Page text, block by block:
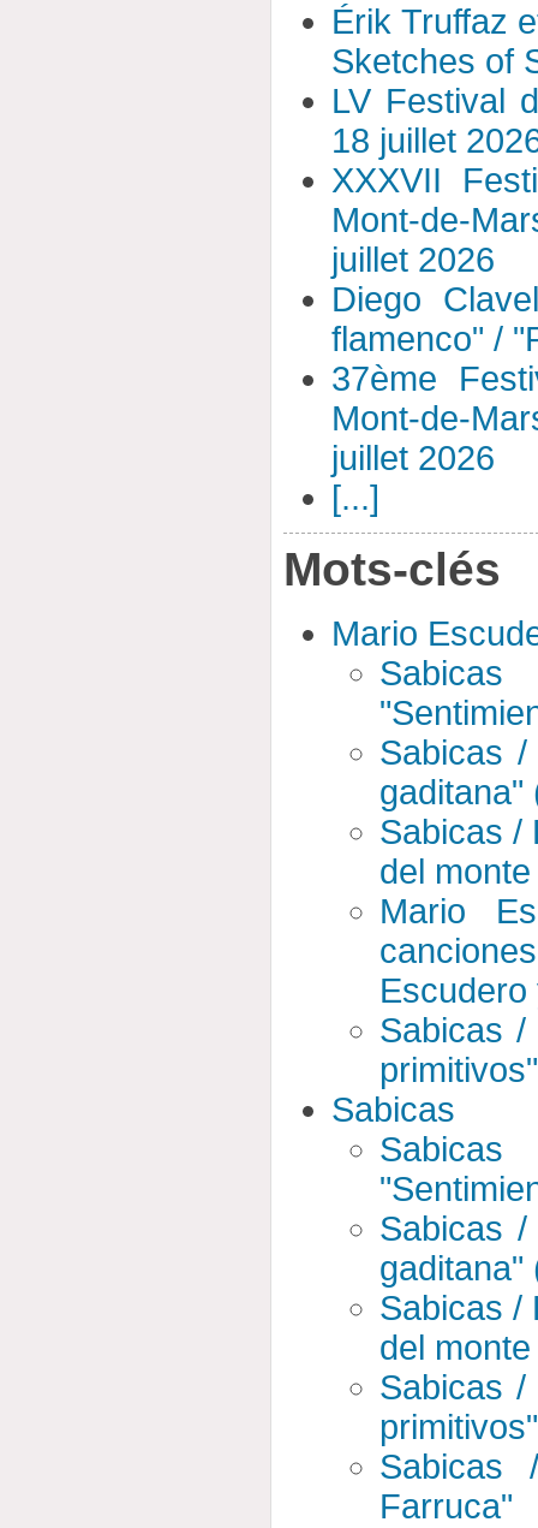
Érik Truffaz
Sketches of
LV Festival
18 juillet
XXXVII
Mont-de-
juillet 2026
Diego
flamenco" /
37ème
Mont-de-
juillet 2026
[...]
Mots-clés
Mario
Sabicas
gaditana"
Sabicas /
del
Mario
Sabicas /
Sabicas
Sabicas
gaditana"
Sabicas /
del
Sabicas /
Sabicas
Farruca"